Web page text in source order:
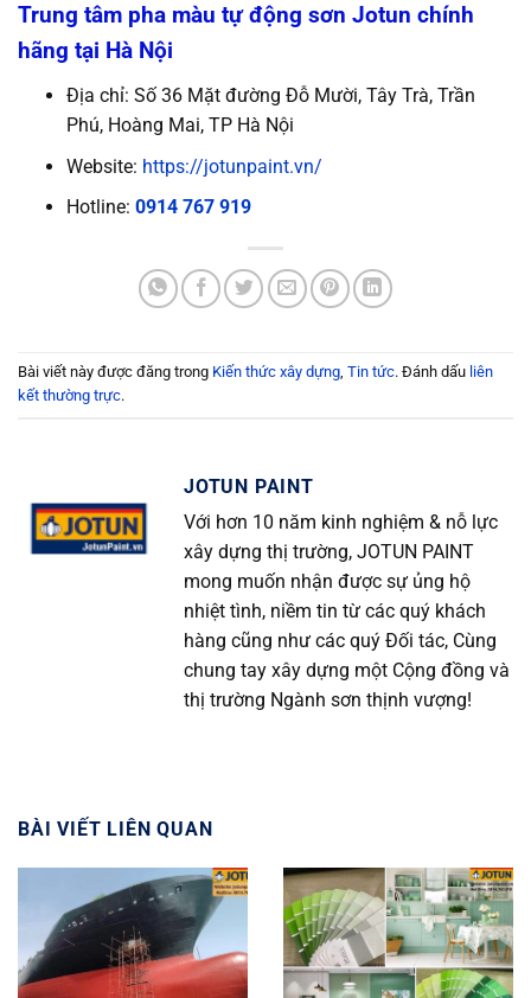
Trung tâm pha màu tự động sơn Jotun chính
hãng tại Hà Nội
Địa chỉ: Số 36 Mặt đường Đỗ Mười, Tây Trà, Trần
Phú, Hoàng Mai, TP Hà Nội
Website: https://jotunpaint.vn/
Hotline: 0914 767 919
Bài viết này được đăng trong Kiến thức xây dựng, Tin tức. Đánh dấu liên
kết thường trực.
JOTUN PAINT
Với hơn 10 năm kinh nghiệm & nỗ lực
xây dựng thị trường, JOTUN PAINT
mong muốn nhận được sự ủng hộ
nhiệt tình, niềm tin từ các quý khách
hàng cũng như các quý Đối tác, Cùng
chung tay xây dựng một Cộng đồng và
thị trường Ngành sơn thịnh vượng!
BÀI VIẾT LIÊN QUAN